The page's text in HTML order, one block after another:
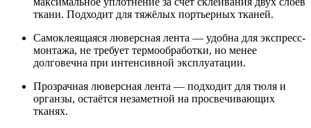
ткани. Подходит для тяжёлых портьерных тканей.
Самоклеящаяся люверсная лента — удобна для экспресс-
монтажа, не требует термообработки, но менее
долговечна при интенсивной эксплуатации.
Прозрачная люверсная лента — подходит для тюля и
органзы, остаётся незаметной на просвечивающих
тканях.